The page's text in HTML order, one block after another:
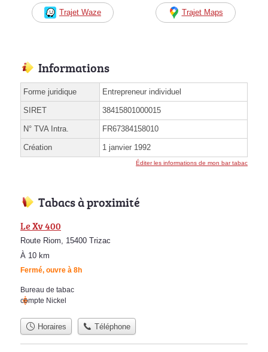
Trajet Waze Trajet Maps
Informations
Forme juridique Entrepreneur individuel
SIRET 38415801000015
N° TVA Intra. FR67384158010
Création 1 janvier 1992
Éditer les informations de mon bar tabac
Tabacs à proximité
Le Xv 400
Route Riom, 15400 Trizac
À 10 km
Fermé, ouvre à 8h
Bureau de tabac
compte Nickel
Horaires Téléphone